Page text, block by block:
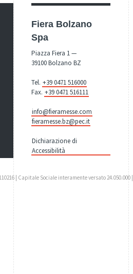
Fiera Bolzano
Spa
Piazza Fiera 1 —
39100 Bolzano BZ
Tel. +39 0471 516000
Fax. +39 0471 516111
info@fieramesse.com
fieramesse.bz@pec.it
Dichiarazione di
Accessibilità
| Capitale Sociale interamente versato 24.050.000 |